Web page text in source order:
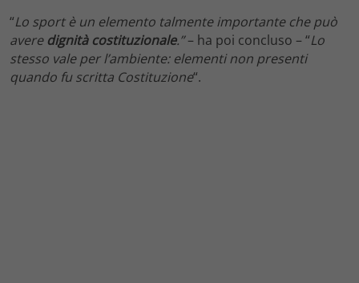
“Lo sport è un elemento talmente importante che può
avere dignità costituzionale.”– ha poi concluso – “Lo
stesso vale per l’ambiente: elementi non presenti
quando fu scritta Costituzione“.